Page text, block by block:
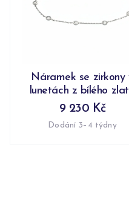
Náramek se zirkony
lunetách z bílého
9 230 Kč
Dodání 3–4 týdny